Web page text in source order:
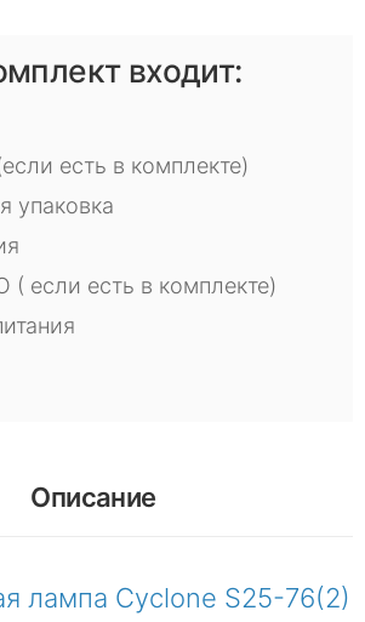
входит:
есть в комплекте)
упаковка
( если есть в комплекте)
Описание
лампа Cyclone S25-76(2)